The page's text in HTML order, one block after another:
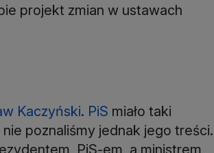
projekt zmian w ustawach
Kaczyński. PiS miało taki
poznaliśmy jednak jego treści.
PiS-em, a ministrem